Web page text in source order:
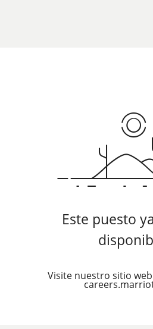
Este puesto
Visite nuestro sitio